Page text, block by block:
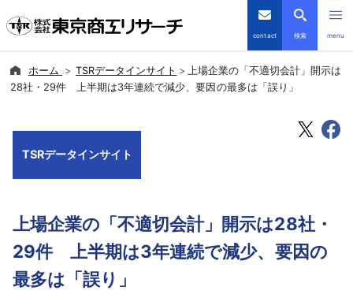
contact 検索 menu
倒産・注目企業情報
会社案内
商品・サービス
ホーム TSRデータインサイト
上場企業の「不適切会計」開示は
28社・29件 上半期は3年連続で減少、要因の最多は「誤り」
TSRデータインサイト
上場企業の「不適切会計」開示は28社・
29件 上半期は3年連続で減少、要因の
最多は「誤り」